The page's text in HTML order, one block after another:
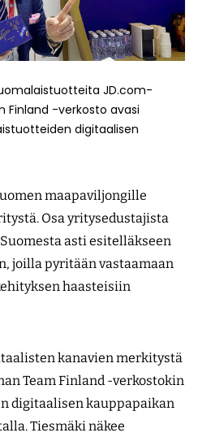
JD.com-
Finland -verkosto avasi
digitaalisen
maapaviljongille
Osa yritysedustajista
asti esitelläkseen
joilla pyritään vastaamaan
haasteisiin
kanavien merkitystä
Team Finland -verkostokin
digitaalisen kauppapaikan
Tiesmäki näkee